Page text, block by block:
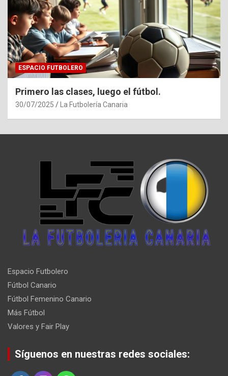
ESPACIO FUTBOLERO
Primero las clases, luego el fútbol.
30/07/2025 La Futbolería Canaria
Espacio Futbolero
Fútbol Canario
Fútbol Femenino Canario
Más Fútbol
Valores y Fair Play
Síguenos en nuestras redes sociales: